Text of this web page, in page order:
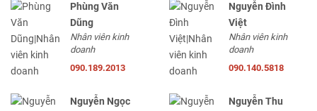
Phùng Văn
Dũng
Nhân viên kinh
doanh
090.189.2013
Nguyễn Đình
Việt
Nhân viên kinh
doanh
090.140.5818
Nguyễn Ngọc
Nguyễn Thu